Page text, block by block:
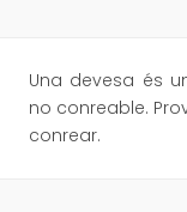
Una devesa és
no conreable.
conrear.